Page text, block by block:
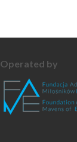
Operated by